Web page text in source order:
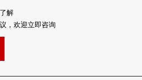
解
，欢迎立即咨询